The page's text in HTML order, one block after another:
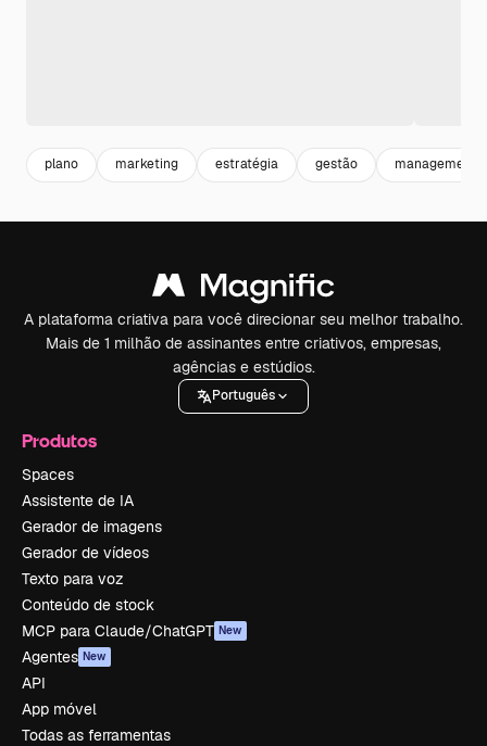
plano marketing estratégia gestão management
A plataforma criativa para você direcionar seu melhor trabalho.
Mais de 1 milhão de assinantes entre criativos, empresas,
agências e estúdios.
Português
Produtos
Spaces
Assistente de IA
Gerador de imagens
Gerador de vídeos
Texto para voz
Conteúdo de stock
MCP para Claude/ChatGPT New
Agentes New
API
App móvel
Todas as ferramentas